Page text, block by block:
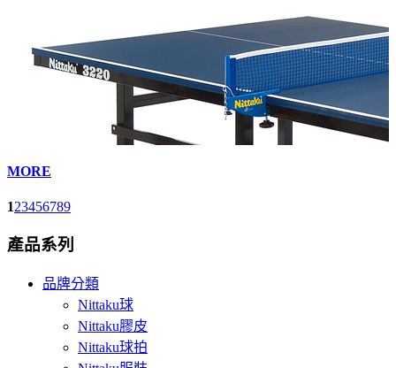
MORE
123456789
產品系列
品牌分類
Nittaku球
Nittaku膠皮
Nittaku球拍